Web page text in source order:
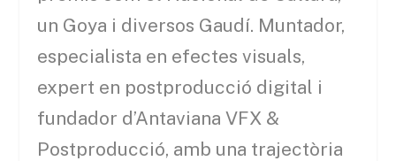
un Goya i diversos Gaudí. Muntador,
especialista en efectes visuals,
expert en postproducció digital i
fundador d’Antaviana VFX &
Postproducció, amb una trajectòria